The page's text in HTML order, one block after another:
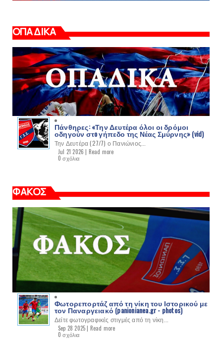
ΟΠΑΔΙΚΑ
Πάνθηρες: «Την Δευτέρα όλοι οι δρόμοι
οδηγούν στo γήπεδο της Νέας Σμύρνης» (vid)
Την Δευτέρα (27/7) ο Πανιώνιος...
Jul 21 2026 | Read more
0 σχόλια
ΦΑΚΟΣ
Φωτορεπορτάζ από τη νίκη του Ιστορικού με
τον Παναργειακό (panionianea.gr - photos)
Δείτε φωτογραφικές στιγμές από τη νίκη...
Sep 28 2025 | Read more
0 σχόλια